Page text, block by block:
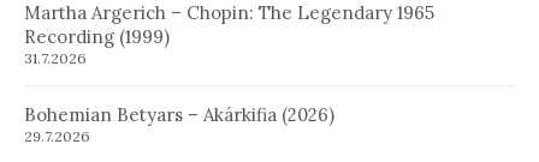
Martha Argerich – Chopin: The Legendary 1965
Recording (1999)
31.7.2026
Bohemian Betyars – Akárkifia (2026)
29.7.2026